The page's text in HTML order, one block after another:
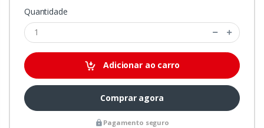
Quantidade
Adicionar ao carro
Comprar agora
Pagamento seguro